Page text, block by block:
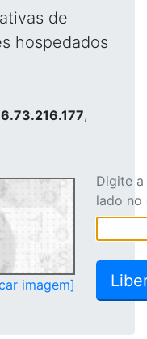
de
hospedados
,
imagem]
Digite
lado no